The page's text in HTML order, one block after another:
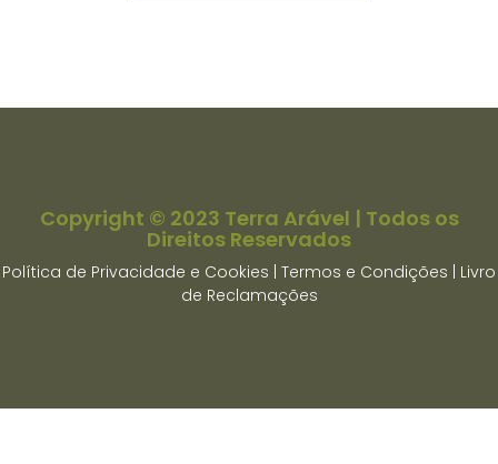
Copyright © 2023 Terra Arável | Todos os
Direitos Reservados
Política de Privacidade e Cookies | Termos e Condições
Livro
de Reclamações